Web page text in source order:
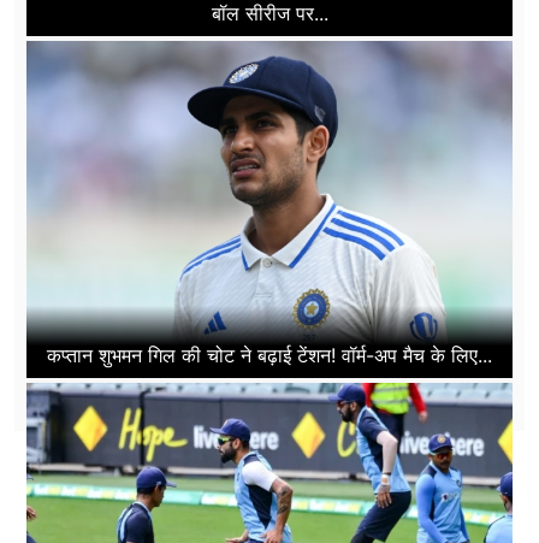
बॉल सीरीज पर...
कप्तान शुभमन गिल की चोट ने बढ़ाई टेंशन! वॉर्म-अप मैच के लिए...